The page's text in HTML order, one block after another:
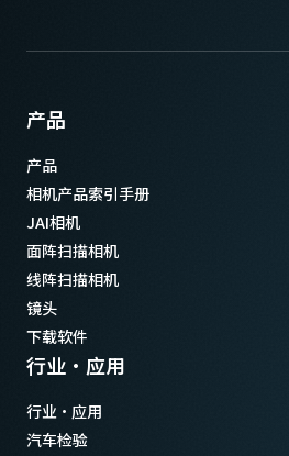
产品
产品
相机产品索引手册
JAI相机
面阵扫描相机
线阵扫描相机
镜头
下载软件
行业·应用
行业·应用
汽车检验